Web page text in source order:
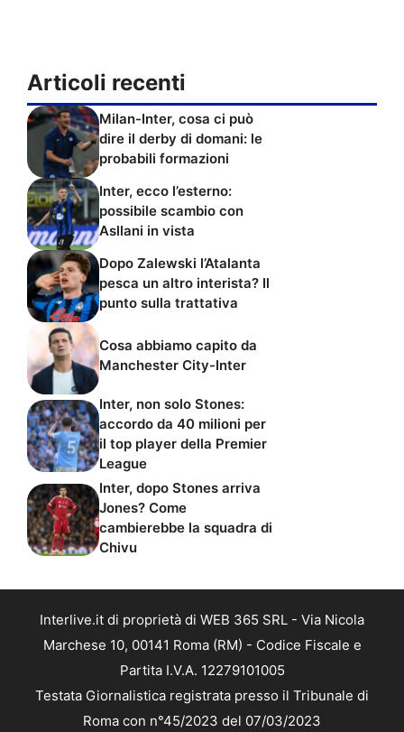
Articoli recenti
Milan-Inter, cosa ci può
dire il derby di domani: le
probabili formazioni
Inter, ecco l’esterno:
possibile scambio con
Asllani in vista
Dopo Zalewski l’Atalanta
pesca un altro interista? Il
punto sulla trattativa
Cosa abbiamo capito da
Manchester City-Inter
Inter, non solo Stones:
accordo da 40 milioni per
il top player della Premier
League
Inter, dopo Stones arriva
Jones? Come
cambierebbe la squadra di
Chivu
Interlive.it di proprietà di WEB 365 SRL - Via Nicola
Marchese 10, 00141 Roma (RM) - Codice Fiscale e
Partita I.V.A. 12279101005
Testata Giornalistica registrata presso il Tribunale di
Roma con n°45/2023 del 07/03/2023